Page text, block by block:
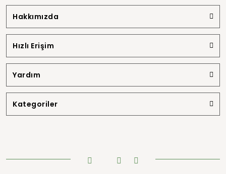
Hakkımızda
Hızlı Erişim
Yardım
Kategoriler